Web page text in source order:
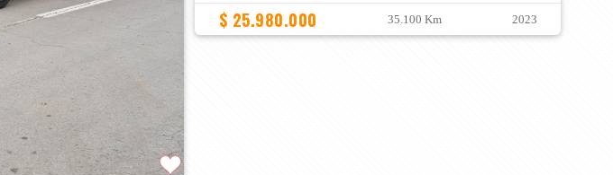
$ 25.980.000 35.100 Km 2023